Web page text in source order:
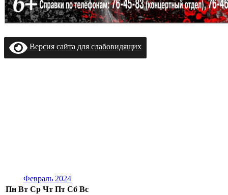
Версия сайта для слабовидящих
Февраль 2024
Пн Вт Ср Чт Пт Сб Вс